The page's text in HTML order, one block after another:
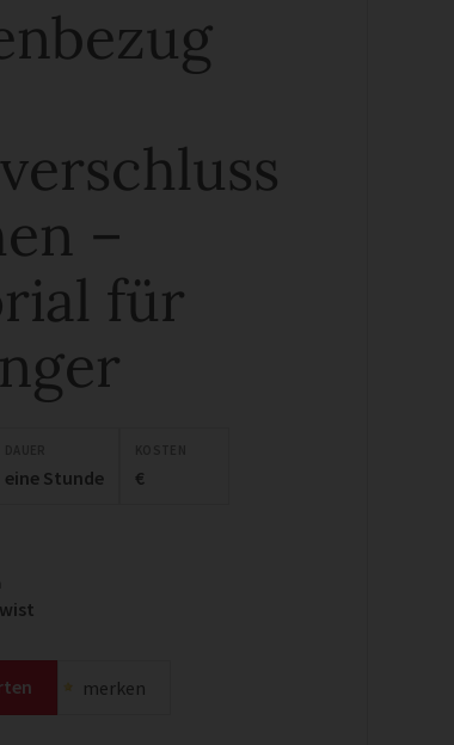
–
für
eine Stunde €
merken